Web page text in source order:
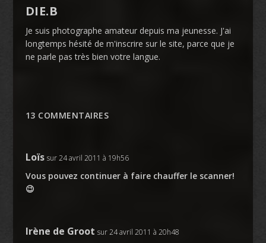
DIE.B
Je suis photographe amateur depuis ma jeunesse. J'ai
longtemps hésité de m'inscrire sur le site, parce que je
ne parle pas très bien votre langue.
13 COMMENTAIRES
Loïs sur 24 avril 2011 à 19h56
Vous pouvez continuer à faire chauffer le scanner!
😉
Irène de Groot sur 24 avril 2011 à 20h48